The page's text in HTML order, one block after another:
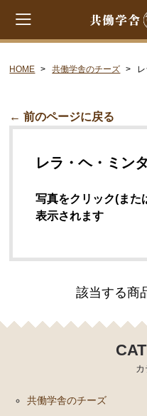
CATEGORY
ラクレット
フロマージュ・フレ
シントコ
プチ・プレジール
フロマージュ・ブラン
農場産そば
HOME 共働学舎のチーズ
← 前のページに戻る
レラ・ヘ・ミン
写真をクリック(また
表示されます
該当する商
カ
共働学舎のチーズ